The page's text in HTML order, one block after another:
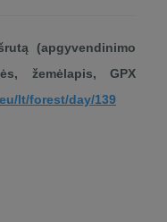
(apgyvendinimo
žemėlapis, GPX
lt/forest/day/139